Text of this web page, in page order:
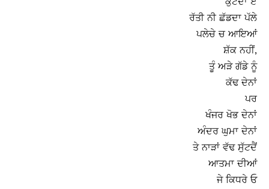
ਰੱਤੀ ਨੀ ਛੱਡਦਾ ਪੱਲੇ
ਪਲੇਚੇ ਚ ਆਇਆਂ
ਸ਼ੱਕ ਨਹੀਂ,
ਤੂੰ ਅੜੇ ਗੱਡੇ ਨੂੰ
ਕੱਢ ਦੇਨਾਂ
ਪਰ
ਖੰਜਰ ਖੋਭ ਦੇਨਾਂ
ਅੰਦਰ ਘੁਮਾ ਦੇਨਾਂ
ਤੇ ਨਾੜਾਂ ਵੱਢ ਸੁੱਟਦੈਂ
ਆਤਮਾ ਦੀਆਂ
ਜੇ ਕਿਧਰੇ ਓ